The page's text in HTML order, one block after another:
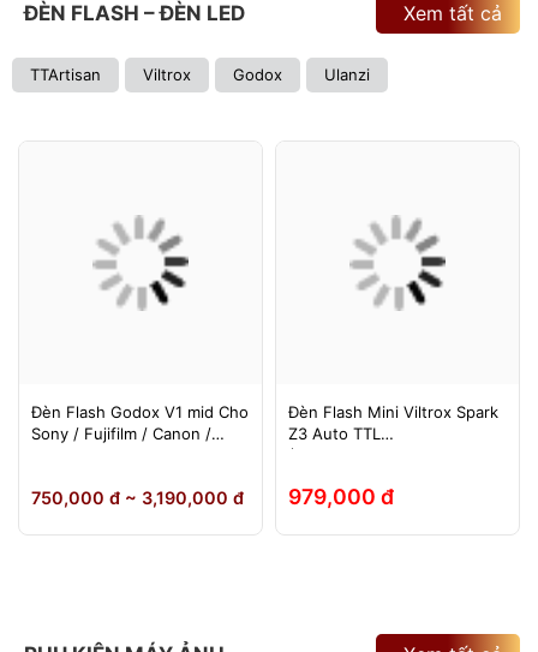
ĐÈN FLASH – ĐÈN LED
TTArtisan Viltrox Godox Ulanzi
Xem tất cả
Đèn Flash Godox V1 mid Cho
Sony / Fujifilm / Canon /
750,000 đ ~ 3,190,000 đ
Đèn Flash Mini Viltrox Spark
Z3 Auto TTL
(Fuji/Sony/Canon/Nikon)
979,000 đ